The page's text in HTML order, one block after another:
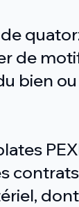
de
bien